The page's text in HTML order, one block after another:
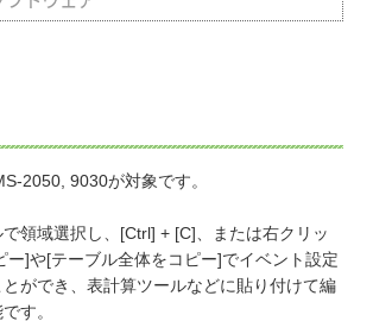
2050, 9030が対象です。
領域選択し、[Ctrl] + [C]、または右クリッ
ー]や[テーブル全体をコピー]でイベント設定
ができ、表計算ツールなどに貼り付けて編
す。